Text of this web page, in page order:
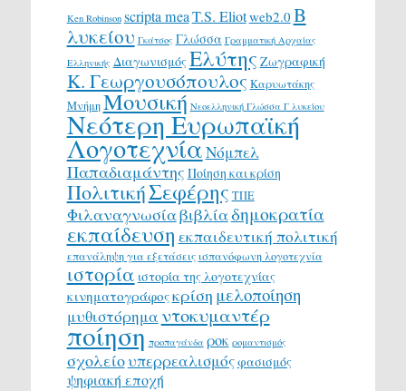
Ken Robinson scripta meaT.S. Eliotweb2.0 Β
λυκείου Γκάτσος Γλώσσα Γραμματική Αρχαίας
Ελληνικής ΔιαγωνισμόςΕλύτης Ζωγραφική
Κ. Γεωργουσόπουλος Καρυωτάκης
ΜνήμηΜουσική Νεοελληνική Γλώσσα Γ λυκείου
Νεότερη Ευρωπαϊκή
ΛογοτεχνίαΝόμπελ
Παπαδιαμάντης Ποίηση και κρίση
ΠολιτικήΣεφέρης ΤΠΕ
Φιλαναγνωσίαβιβλίαδημοκρατία
εκπαίδευση εκπαιδευτική πολιτική
επανάληψη για εξετάσεις ισπανόφωνη λογοτεχνία
ιστορία ιστορία της λογοτεχνίας
κινηματογράφοςκρίση μελοποίηση
μυθιστόρημα ντοκυμαντέρ
ποίηση προπαγάνδα ροκ ρομαντισμός
σχολείουπερρεαλισμόςφασισμός
ψηφιακή εποχή